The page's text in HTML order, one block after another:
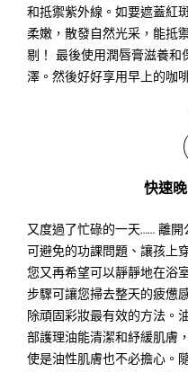
和抵禦紫外線。如要遮蓋紅
柔嫩，散發自然光采，能抵
剔！ 最後使用潤唇膏滋養和
澤。然後好好享用早上的咖啡
快速
又度過了忙碌的一天…… 離
可避免的功課問題、讓孩上
您又再希望可以靜靜地在浴
步驟可讓您掃去整天的疲憊
除頑固彩妝最有效的方法。
部護理油能清潔和紓緩肌膚
使是油性肌膚也不必擔心。